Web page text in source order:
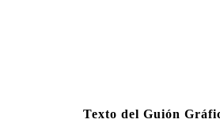
Texto del Guión